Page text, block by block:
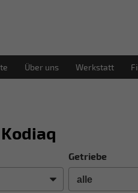
Über uns Werkstatt
Getriebe